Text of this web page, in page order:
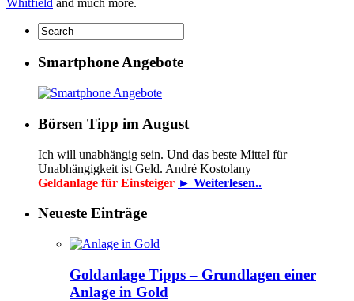
Smartphone Angebote
Börsen Tipp im August
Ich will unabhängig sein. Und das beste Mittel für
Unabhängigkeit ist Geld. André Kostolany
Geldanlage für Einsteiger ► Weiterlesen..
Neueste Einträge
Goldanlage Tipps – Grundlagen einer
Anlage in Gold